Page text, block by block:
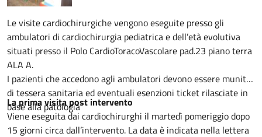
Le visite cardiochirurgiche vengono eseguite presso gli
ambulatori di cardiochirurgia pediatrica e dell’età evolutiva
situati presso il Polo CardioToracoVascolare pad.23 piano terra
ALA A.
I pazienti che accedono agli ambulatori devono essere muniti
di tessera sanitaria ed eventuali esenzioni ticket rilasciate in
base alla patologia
La prima visita post intervento
Viene eseguita dai cardiochirurghi il martedì pomeriggio dopo
15 giorni circa dall’intervento. La data è indicata nella lettera